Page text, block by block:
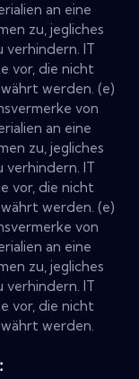
an eine
zu, jegliches
verhindern. IT
vor, die nicht
werden. (e)
von
an eine
zu, jegliches
verhindern. IT
vor, die nicht
werden. (e)
von
an eine
zu, jegliches
verhindern. IT
vor, die nicht
werden.